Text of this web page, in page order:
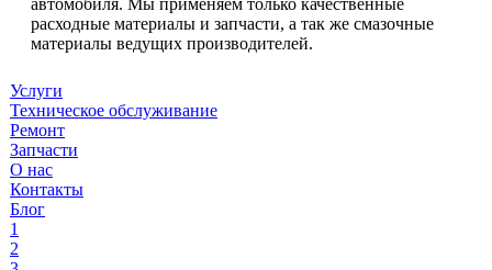
автомобиля. Мы применяем только качественные
расходные материалы и запчасти, а так же смазочные
материалы ведущих производителей.
Услуги
Техническое обслуживание
Ремонт
Запчасти
О нас
Контакты
Блог
1
2